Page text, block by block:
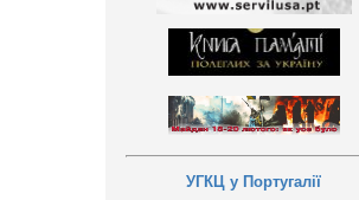
УГКЦ у Португалії